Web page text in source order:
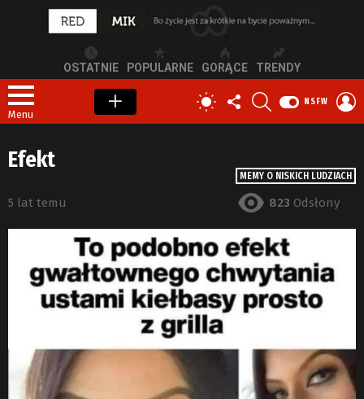
OSTATNIE POPULARNE GORĄCE TRENDY
Menu
PRZEŁĄCZ
SKÓRKĘ
OBSERWUJ
NAS
NSFW
MEMY O NISKICH LUDZIACH
Efekt
5 lat temu 823 Odsłony